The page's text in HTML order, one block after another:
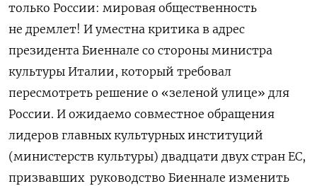
только России: мировая общественность
не дремлет! И уместна критика в адрес
президента Биеннале со стороны министра
культуры Италии, который требовал
пересмотреть решение о «зеленой улице» для
России. И ожидаемо совместное обращения
лидеров главных культурных институций
(министерств культуры) двадцати двух стран ЕС,
призвавших руководство Биеннале изменить